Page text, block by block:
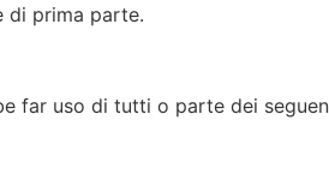
di prima parte.
far uso di tutti o parte dei